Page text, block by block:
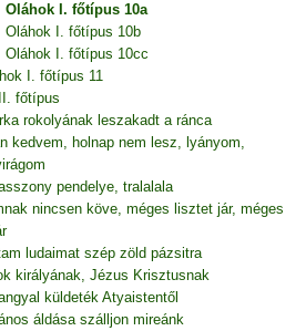
Oláhok I. főtípus 10a
Oláhok I. főtípus 10b
Oláhok I. főtípus 10cc
I. főtípus 11
főtípus
rokolyának leszakadt a ránca
kedvem, holnap nem lesz, lyányom,
pendelye, tralalala
nincsen köve, méges lisztet jár, méges
ludaimat szép zöld pázsitra
királyának, Jézus Krisztusnak
küldeték Atyaistentől
áldása szálljon mireánk